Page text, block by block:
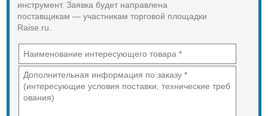
Преимущества болтореза MATRIX
78540
высокочастотными токами;
Длина инструмента 600 мм.
инструмент. Заявка будет направлена
поставщикам — участникам торговой площадки
Raise.ru.